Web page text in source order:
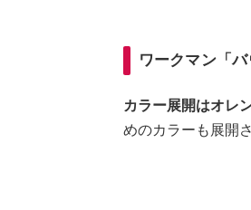
ワークマン「
カラー展開はオレ
めのカラーも展開